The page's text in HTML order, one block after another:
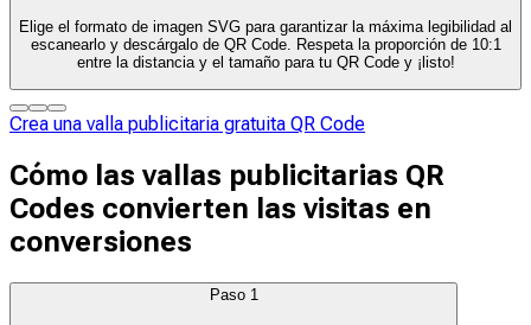
Elige el formato de imagen SVG para garantizar la máxima legibilidad al
escanearlo y descárgalo de QR Code. Respeta la proporción de 10:1
entre la distancia y el tamaño para tu QR Code y ¡listo!
Crea una valla publicitaria gratuita QR Code
Cómo las vallas publicitarias QR
Codes convierten las visitas en
conversiones
Paso 1